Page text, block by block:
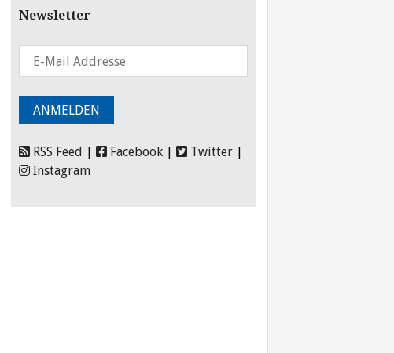
Newsletter
RSS Feed Facebook Twitter
Instagram